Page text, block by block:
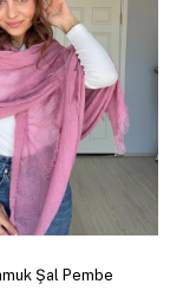
Şal Pembe